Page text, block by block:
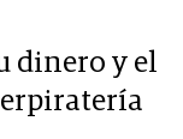
dinero y el